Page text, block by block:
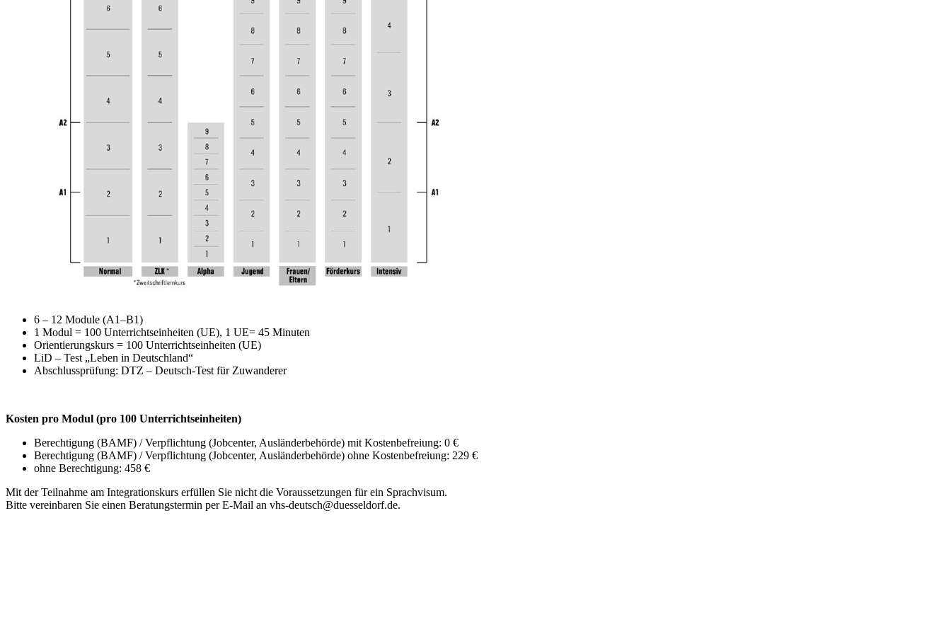
6 – 12 Module (A1–B1)
1 Modul = 100 Unterrichtseinheiten (UE), 1 UE= 45 Minuten
Orientierungskurs = 100 Unterrichtseinheiten (UE)
LiD – Test „Leben in Deutschland“
Abschlussprüfung: DTZ – Deutsch-Test für Zuwanderer
Kosten pro Modul (pro 100 Unterrichtseinheiten)
Berechtigung (BAMF) / Verpflichtung (Jobcenter, Ausländerbehörde) mit Kostenbefreiung: 0 €
Berechtigung (BAMF) / Verpflichtung (Jobcenter, Ausländerbehörde) ohne Kostenbefreiung: 229 €
ohne Berechtigung: 458 €
Mit der Teilnahme am Integrationskurs erfüllen Sie nicht die Voraussetzungen für ein Sprachvisum.
Bitte vereinbaren Sie einen Beratungstermin per E-Mail an vhs-deutsch@duesseldorf.de.